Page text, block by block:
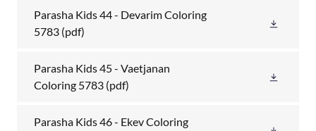
Parasha Kids 44 - Devarim Coloring
5783 (pdf)
Parasha Kids 45 - Vaetjanan
Coloring 5783 (pdf)
Parasha Kids 46 - Ekev Coloring